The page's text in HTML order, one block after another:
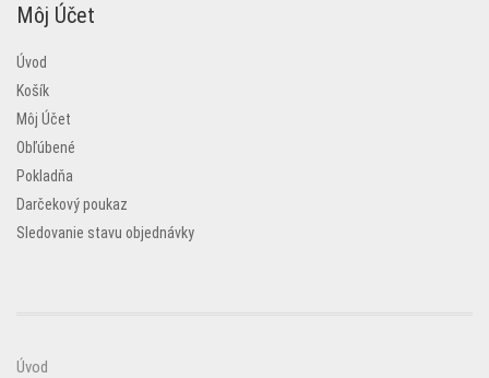
Môj Účet
Úvod
Košík
Môj Účet
Obľúbené
Pokladňa
Darčekový poukaz
Sledovanie stavu objednávky
Úvod